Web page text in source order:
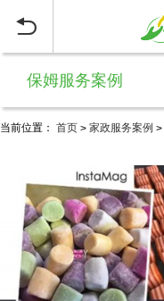

保姆服务案例
当前位置： 首页 > 家政服务案例 >